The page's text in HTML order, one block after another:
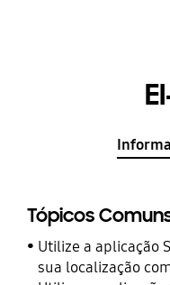
Tópicos
Utilize a aplicação
sua localização